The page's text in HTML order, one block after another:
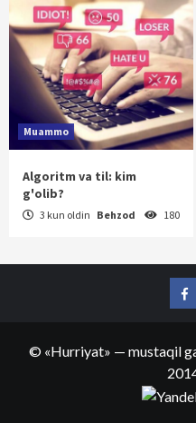
Muammo
Algoritm va til: kim
g'olib?
3 kun oldin Behzod 180
© «Hurriyat» — mustaqil